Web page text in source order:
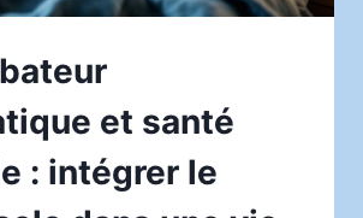
et santé
: intégrer le